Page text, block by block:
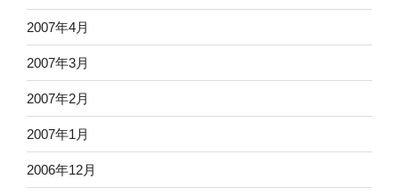
2007年4月
2007年3月
2007年2月
2007年1月
2006年12月